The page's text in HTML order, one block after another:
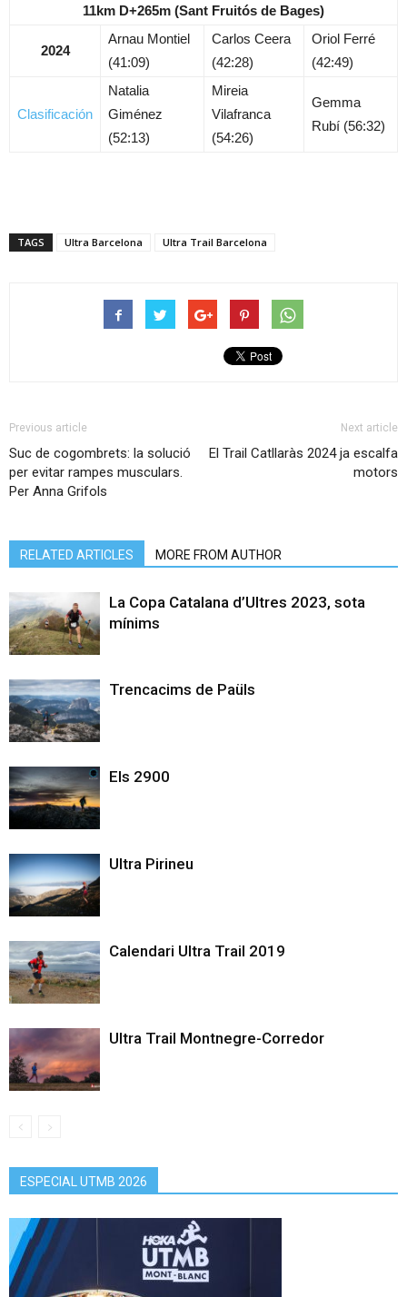
11km D+265m (Sant Fruitós de Bages)
2024
Arnau Montiel
(41:09)
Carlos Ceera
(42:28)
Oriol Ferré
(42:49)
Clasificación
Natalia
Giménez
(52:13)
Mireia
Vilafranca
(54:26)
Gemma
Rubí (56:32)
TAGS Ultra Barcelona Ultra Trail Barcelona
Previous article
Suc de cogombrets: la solució
per evitar rampes musculars.
Per Anna Grifols
Next article
El Trail Catllaràs 2024 ja escalfa
motors
RELATED ARTICLES MORE FROM AUTHOR
La Copa Catalana d’Ultres 2023, sota
mínims
Trencacims de Paüls
Els 2900
Ultra Pirineu
Calendari Ultra Trail 2019
Ultra Trail Montnegre-Corredor
ESPECIAL UTMB 2026